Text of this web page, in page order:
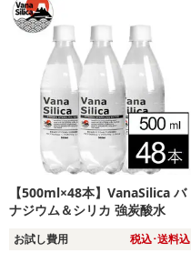
【500ml×48本】VanaSilica バ
ナジウム＆シリカ 強炭酸水
お試し費用 税込･送料込